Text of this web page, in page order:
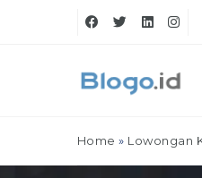
Home » Lowongan